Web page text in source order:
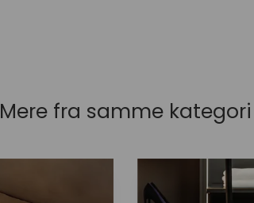
Mere fra samme kategori